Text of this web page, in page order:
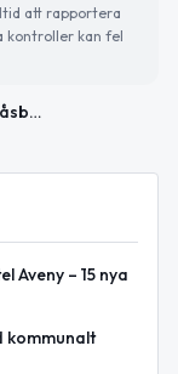
att rapportera
kontroller kan fel
Sommarbadet på Österåsbadet öppet med ny busshållplats och utökad busstrafik
Aveny – 15 nya
kommunalt